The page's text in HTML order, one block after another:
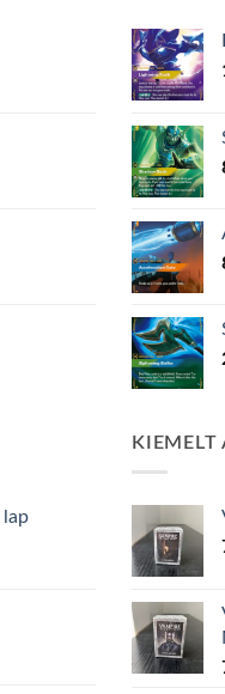
lap
KIEMELT